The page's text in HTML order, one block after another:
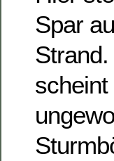
Spar